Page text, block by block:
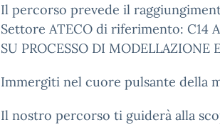
Il percorso prevede il
Settore ATECO di riferimento: C14
SU PROCESSO DI MODELLAZIONE
Immergiti nel cuore pulsante della
Il nostro percorso ti guiderà alla